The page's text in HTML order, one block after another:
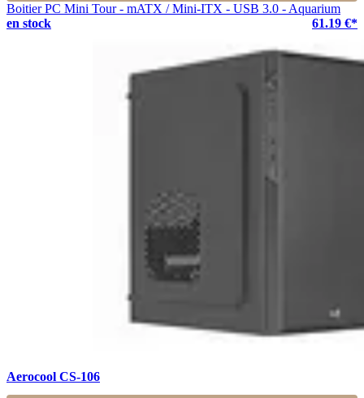
Boitier PC Mini Tour - mATX / Mini-ITX - USB 3.0 - Aquarium
en stock
61.19 €*
Aerocool CS-106